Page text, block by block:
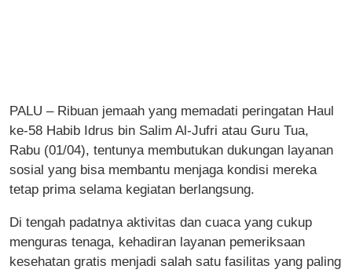
PALU – Ribuan jemaah yang memadati peringatan Haul
ke-58 Habib Idrus bin Salim Al-Jufri atau Guru Tua,
Rabu (01/04), tentunya membutukan dukungan layanan
sosial yang bisa membantu menjaga kondisi mereka
tetap prima selama kegiatan berlangsung.
Di tengah padatnya aktivitas dan cuaca yang cukup
menguras tenaga, kehadiran layanan pemeriksaan
kesehatan gratis menjadi salah satu fasilitas yang paling